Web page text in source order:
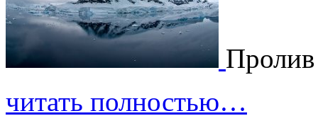
читать полностью…